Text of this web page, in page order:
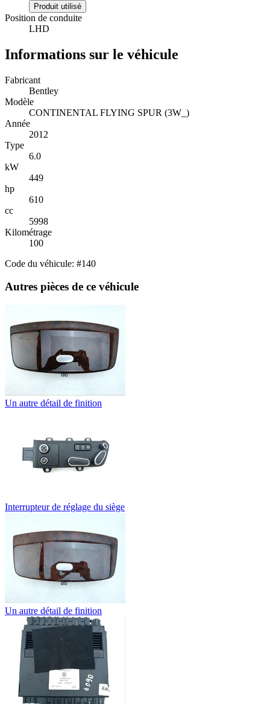
Produit utilisé
Position de conduite
LHD
Informations sur le véhicule
Fabricant
Bentley
Modèle
CONTINENTAL FLYING SPUR (3W_)
Année
2012
Type
6.0
kW
449
hp
610
cc
5998
Kilométrage
100
Code du véhicule: #140
Autres pièces de ce véhicule
Un autre détail de finition
Interrupteur de réglage du siège
Un autre détail de finition